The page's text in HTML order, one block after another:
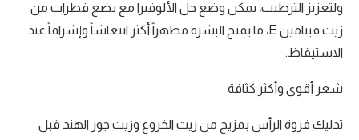
ولتعزيز الترطيب، يمكن وضع جل الألوفيرا مع بضع قطرات من
زيت فيتامين E، ما يمنح البشرة مظهراً أكثر انتعاشاً وإشراقاً عند
الاستيقاظ.
شعر أقوى وأكثر كثافة
تدليك فروة الرأس بمزيج من زيت الخروع وزيت جوز الهند قبل